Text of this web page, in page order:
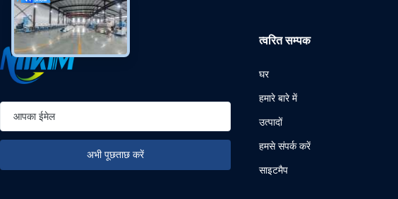
त्वरित सम्पक
घर
हमारे बारे में
उत्पादों
हमसे संपर्क करें
साइटमैप